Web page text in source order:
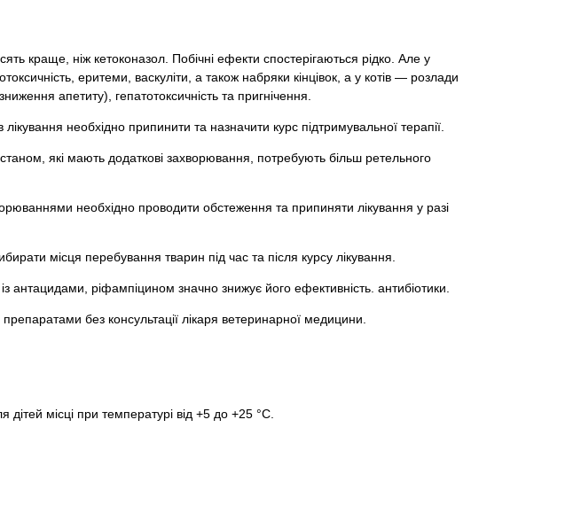
краще, ніж кетоконазол. Побічні ефекти спостерігаються рідко. Але у
еритеми, васкуліти, а також набряки кінцівок, а у котів — розлади
апетиту), гепатотоксичність та пригнічення.
необхідно припинити та назначити курс підтримувальної терапії.
які мають додаткові захворювання, потребують більш ретельного
необхідно проводити обстеження та припиняти лікування у разі
місця перебування тварин під час та після курсу лікування.
антацидами, ріфампіцином значно знижує його ефективність. антибіотики.
без консультації лікаря ветеринарної медицини.
місці при температурі від +5 до +25 °С.